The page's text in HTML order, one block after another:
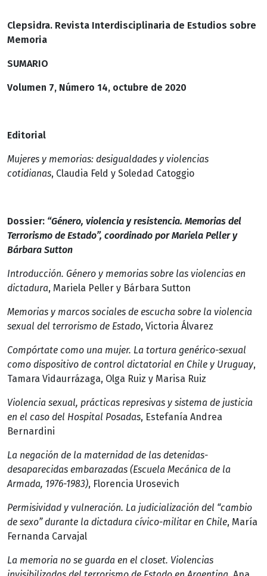
Clepsidra. Revista Interdisciplinaria de Estudios sobre
Memoria
SUMARIO
Volumen 7, Número 14, octubre de 2020
Editorial
Mujeres y memorias: desigualdades y violencias
cotidianas, Claudia Feld y Soledad Catoggio
Dossier: “Género, violencia y resistencia. Memorias del
Terrorismo de Estado”, coordinado por Mariela Peller y
Bárbara Sutton
Introducción. Género y memorias sobre las violencias en
dictadura, Mariela Peller y Bárbara Sutton
Memorias y marcos sociales de escucha sobre la violencia
sexual del terrorismo de Estado, Victoria Álvarez
Compórtate como una mujer. La tortura genérico-sexual
como dispositivo de control dictatorial en Chile y Uruguay,
Tamara Vidaurrázaga, Olga Ruiz y Marisa Ruiz
Violencia sexual, prácticas represivas y sistema de justicia
en el caso del Hospital Posadas, Estefanía Andrea
Bernardini
La negación de la maternidad de las detenidas-
desaparecidas embarazadas (Escuela Mecánica de la
Armada, 1976-1983), Florencia Urosevich
Permisividad y vulneración. La judicialización del “cambio
de sexo” durante la dictadura cívico-militar en Chile, María
Fernanda Carvajal
La memoria no se guarda en el closet. Violencias